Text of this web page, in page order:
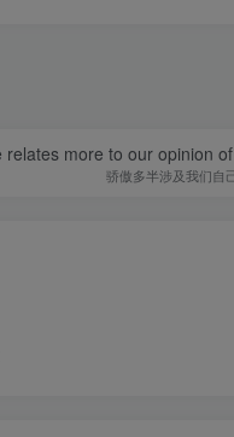
relates more to our opinion
骄傲多半涉及我们自